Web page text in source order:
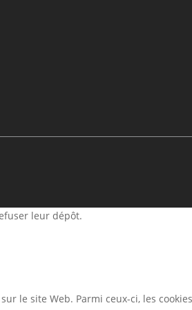
leur dépôt.
le site Web. Parmi ceux-ci, les